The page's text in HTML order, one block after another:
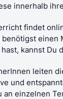
innerhalb
findet
benötigst einen
kannst Du
leiten
und
an einzelnen